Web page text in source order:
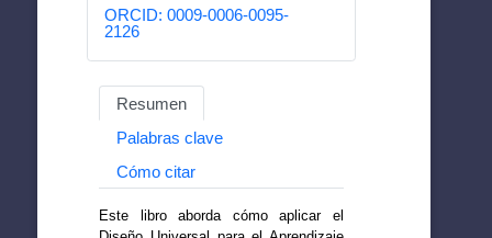
ORCID: 0009-0006-0095-
2126
Resumen
Palabras clave
Cómo citar
Este libro aborda cómo aplicar el